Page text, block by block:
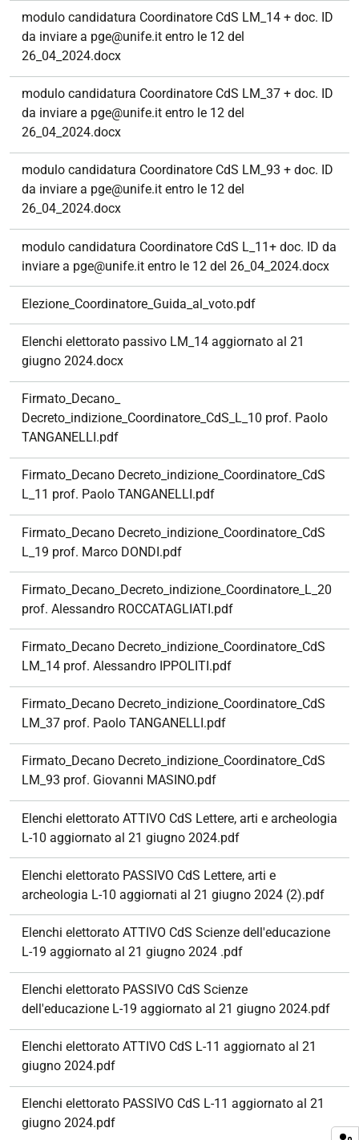
modulo candidatura Coordinatore CdS LM_14 + doc. ID
da inviare a pge@unife.it entro le 12 del
26_04_2024.docx
modulo candidatura Coordinatore CdS LM_37 + doc. ID
da inviare a pge@unife.it entro le 12 del
26_04_2024.docx
modulo candidatura Coordinatore CdS LM_93 + doc. ID
da inviare a pge@unife.it entro le 12 del
26_04_2024.docx
modulo candidatura Coordinatore CdS L_11+ doc. ID da
inviare a pge@unife.it entro le 12 del 26_04_2024.docx
Elezione_Coordinatore_Guida_al_voto.pdf
Elenchi elettorato passivo LM_14 aggiornato al 21
giugno 2024.docx
Firmato_Decano_
Decreto_indizione_Coordinatore_CdS_L_10 prof. Paolo
TANGANELLI.pdf
Firmato_Decano Decreto_indizione_Coordinatore_CdS
L_11 prof. Paolo TANGANELLI.pdf
Firmato_Decano Decreto_indizione_Coordinatore_CdS
L_19 prof. Marco DONDI.pdf
Firmato_Decano_Decreto_indizione_Coordinatore_L_20
prof. Alessandro ROCCATAGLIATI.pdf
Firmato_Decano Decreto_indizione_Coordinatore_CdS
LM_14 prof. Alessandro IPPOLITI.pdf
Firmato_Decano Decreto_indizione_Coordinatore_CdS
LM_37 prof. Paolo TANGANELLI.pdf
Firmato_Decano Decreto_indizione_Coordinatore_CdS
LM_93 prof. Giovanni MASINO.pdf
Elenchi elettorato ATTIVO CdS Lettere, arti e archeologia
L-10 aggiornato al 21 giugno 2024.pdf
Elenchi elettorato PASSIVO CdS Lettere, arti e
archeologia L-10 aggiornati al 21 giugno 2024 (2).pdf
Elenchi elettorato ATTIVO CdS Scienze dell'educazione
L-19 aggiornato al 21 giugno 2024 .pdf
Elenchi elettorato PASSIVO CdS Scienze
dell'educazione L-19 aggiornato al 21 giugno 2024.pdf
Elenchi elettorato ATTIVO CdS L-11 aggiornato al 21
giugno 2024.pdf
Elenchi elettorato PASSIVO CdS L-11 aggiornato al 21
giugno 2024.pdf